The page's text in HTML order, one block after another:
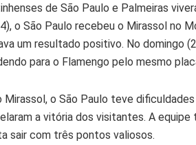
de São Paulo e Palmeiras
o São Paulo recebeu o Mirassol no
um resultado positivo. No domingo
para o Flamengo pelo mesmo
o São Paulo teve
a vitória dos visitantes. A
sair com três pontos valiosos.